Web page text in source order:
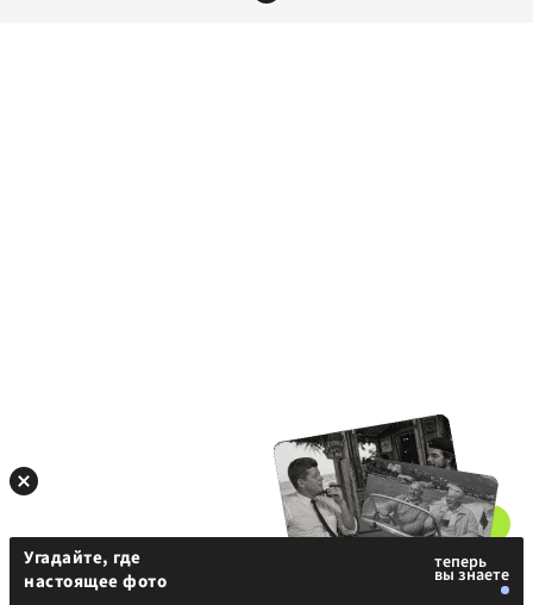
Угадайте, где
настоящее фото